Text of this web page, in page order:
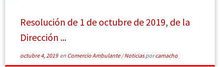
Resolución de 1 de octubre de 2019, de la
Dirección ...
octubre 4, 2019en Comercio Ambulante/Noticiasporcamacho